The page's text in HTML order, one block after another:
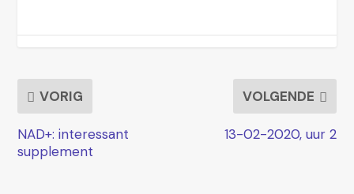
VORIG
NAD+: interessant
supplement
VOLGENDE
13-02-2020, uur 2